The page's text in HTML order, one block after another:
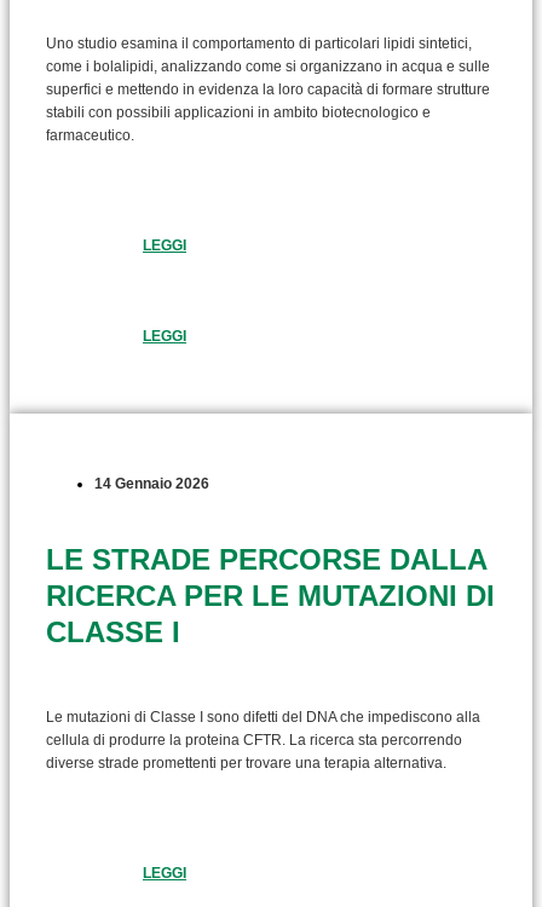
Uno studio esamina il comportamento di particolari lipidi sintetici,
come i bolalipidi, analizzando come si organizzano in acqua e sulle
superfici e mettendo in evidenza la loro capacità di formare strutture
stabili con possibili applicazioni in ambito biotecnologico e
farmaceutico.
LEGGI
LEGGI
14 Gennaio 2026
LE STRADE PERCORSE DALLA
RICERCA PER LE MUTAZIONI DI
CLASSE I
Le mutazioni di Classe I sono difetti del DNA che impediscono alla
cellula di produrre la proteina CFTR. La ricerca sta percorrendo
diverse strade promettenti per trovare una terapia alternativa.
LEGGI